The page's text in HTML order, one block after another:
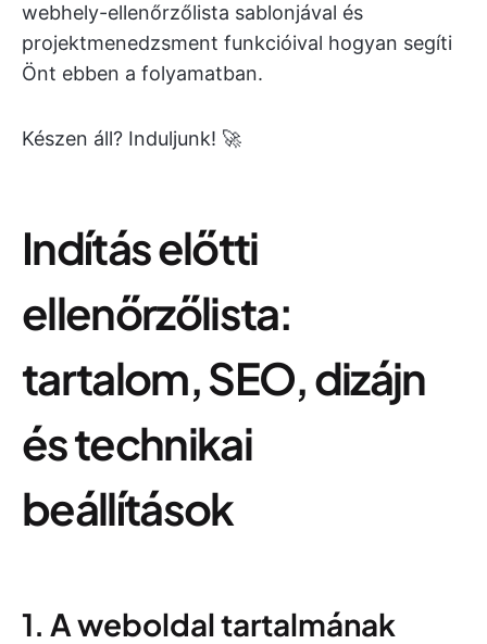
webhely-ellenőrzőlista sablonjával és
projektmenedzsment funkcióival hogyan segíti
Önt ebben a folyamatban.
Készen áll? Induljunk! 🚀
Indítás előtti
ellenőrzőlista:
tartalom, SEO, dizájn
és technikai
beállítások
1. A weboldal tartalmának